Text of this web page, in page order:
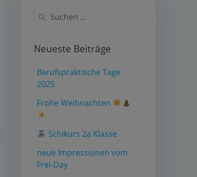
Suche
Neueste Beiträge
Berufspraktische Tage
2025
Frohe Weihnachten
Schikurs 2a Klasse
neue Impressionen vom
Frei-Day